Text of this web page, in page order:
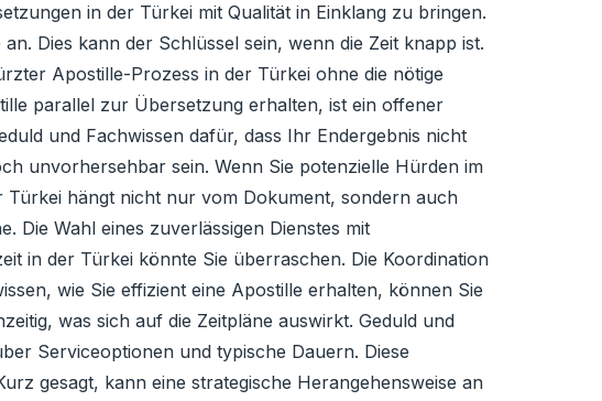
in der Türkei mit Qualität in Einklang zu bringen.
Dies kann der Schlüssel sein, wenn die Zeit knapp ist.
Apostille-Prozess in der Türkei ohne die nötige
parallel zur Übersetzung erhalten, ist ein offener
und Fachwissen dafür, dass Ihr Endergebnis nicht
unvorhersehbar sein. Wenn Sie potenzielle Hürden im
Türkei hängt nicht nur vom Dokument, sondern auch
Die Wahl eines zuverlässigen Dienstes mit
in der Türkei könnte Sie überraschen. Die Koordination
wie Sie effizient eine Apostille erhalten, können Sie
was sich auf die Zeitpläne auswirkt. Geduld und
Serviceoptionen und typische Dauern. Diese
gesagt, kann eine strategische Herangehensweise an